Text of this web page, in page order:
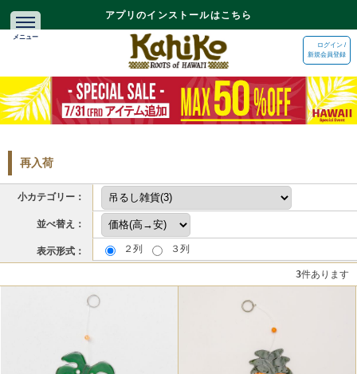
アプリのインストールはこちら
ログイン /
新規会員登録
再入荷
小カテゴリー：
並べ替え：
表示形式： ２列 ３列
3件あります